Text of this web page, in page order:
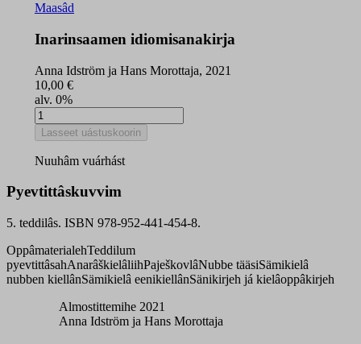
Maasâd
Inarinsaamen idiomisanakirja
Anna Idström ja Hans Morottaja, 2021
10,00 €
alv. 0%
Inarinsaamen
idiomisanakirja
quantity
Lasseet uástuskoorin
Nuuhâm vuárhást
Pyevtittâskuvvim
5. teddilâs. ISBN 978-952-441-454-8.
OppâmaterialehTeddilum
pyevtittâsahAnarâškielâliihPaješkovlâNubbe tääsiSämikielâ
nubben kiellânSämikielâ eenikiellânSänikirjeh já kielâoppâkirjeh
Almostittemihe 2021
Anna Idström ja Hans Morottaja